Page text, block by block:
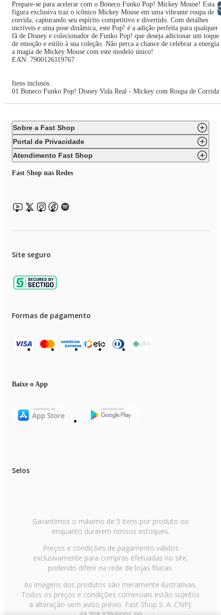
Prepare-se para acelerar com o Boneco Funko Pop! Mickey Mouse! Esta
figura exclusiva traz o icônico Mickey Mouse em uma vibrante roupa de
corrida, capturando seu espírito competitivo e divertido. Com detalhes
incríveis e uma pose dinâmica, este Pop! é a adição perfeita para qualquer
fã de Disney e colecionador de Funko Pop! que deseja adicionar um toque
de emoção e estilo à sua coleção. Não perca a chance de celebrar a energia
a magia de Mickey Mouse com este modelo único!
EAN: 7900126119767
Itens inclusos:
01 Boneco Funko Pop! Disney Vida Real - Mickey com Roupa de Corrida
Sobre a Fast Shop
Portal de Privacidade
Atendimento Fast Shop
Fast Shop nas Redes
Site seguro
Formas de pagamento
Baixe o App
Selos
Garantimos o máximo de 5 itens por produto ou
enquanto durarem nossos estoques.
Preços e condições de pagamento válidos
exclusivamente para compras efetuadas no site,
podendo diferir na rede de lojas físicas.
As imagens dos produtos são meramente ilustrativas.
Todos os preços e condições comerciais estão sujeitos
a alteração sem aviso prévio. Fast Shop S. A. CNPJ:
Libras